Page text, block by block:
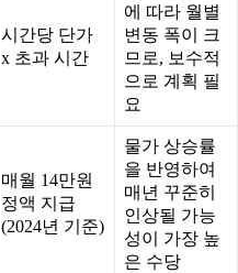
시간당 단가
x 초과 시간
에 따라 월별
변동 폭이 크
므로, 보수적
으로 계획 필
요
매월 14만원
정액 지급
(2024년 기준)
물가 상승률
을 반영하여
매년 꾸준히
인상될 가능
성이 가장 높
은 수당